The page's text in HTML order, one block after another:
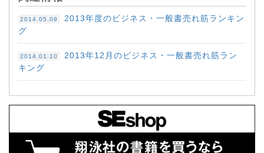
2014.05.09
2013年度のビジネス・一般書売れ筋ランキン
グ
2014.01.10
2013年12月のビジネス・一般書売れ筋ラン
キング